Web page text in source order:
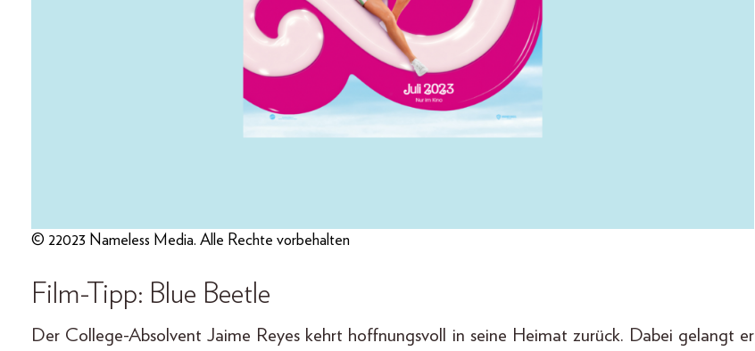
© 22023 Nameless Media. Alle Rechte vorbehalten
Film-Tipp: Blue Beetle
Der College-Absolvent Jaime Reyes kehrt hoffnungsvoll in seine Heimat zurück. Dabei gelangt er